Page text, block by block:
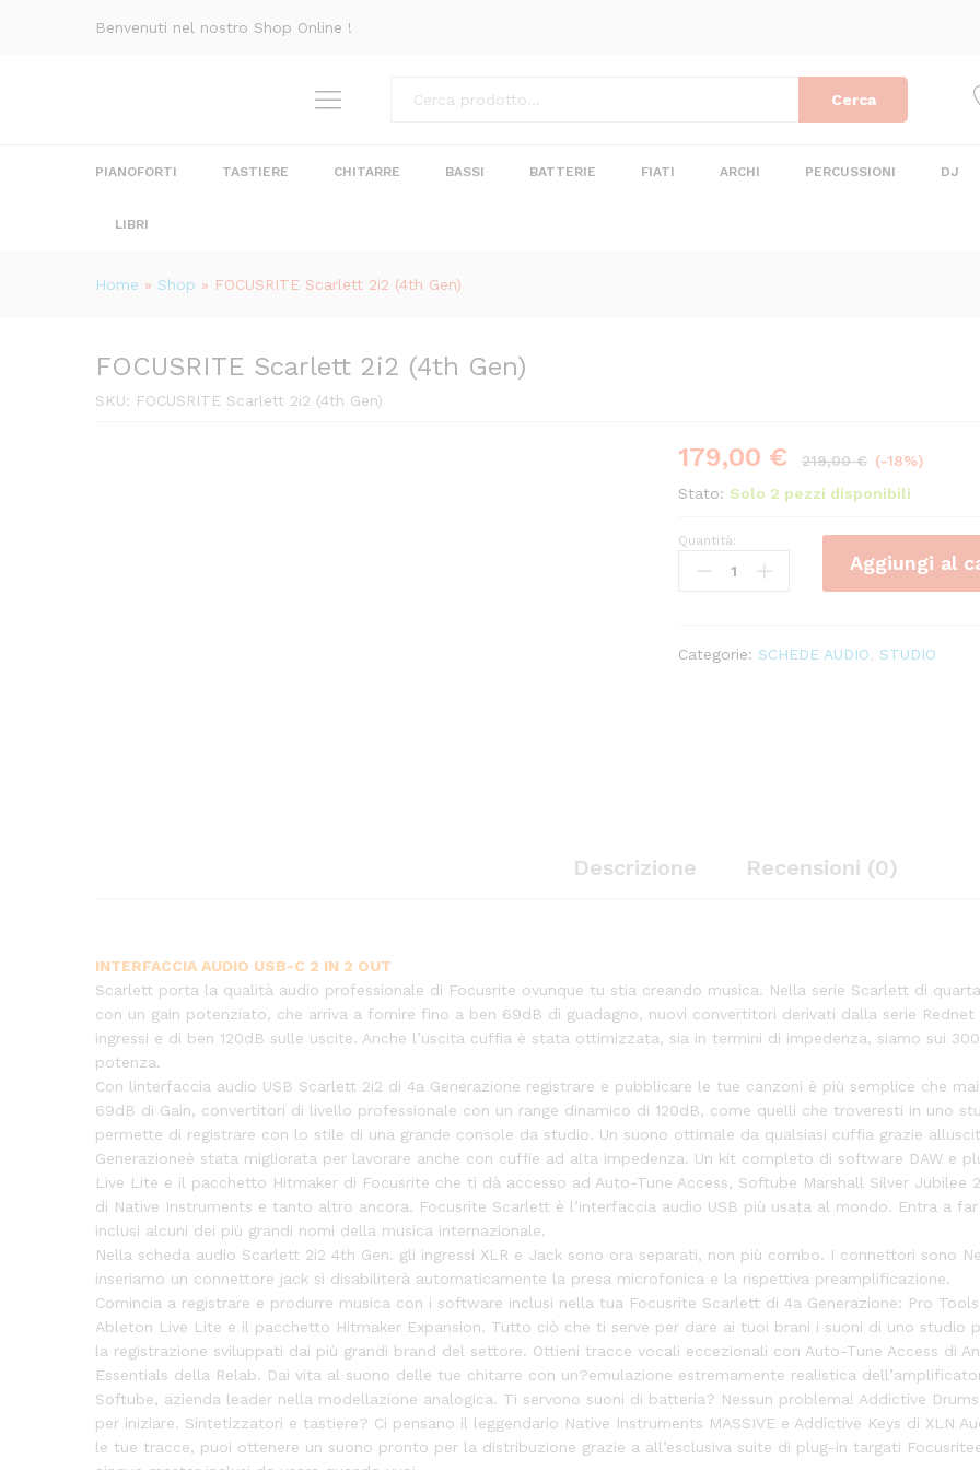
Benvenuti nel nostro Shop Online !
Categorie Cerca
PIANOFORTI TASTIERE CHITARRE BASSI BATTERIE FIATI ARCHI PERCUSSIONI DJ
LIBRI
Home » Shop » FOCUSRITE Scarlett 2i2 (4th Gen)
FOCUSRITE Scarlett 2i2 (4th Gen)
SKU: FOCUSRITE Scarlett 2i2 (4th Gen)
179,00 € 219,00€ (-18%)
Stato: Solo 2 pezzi disponibili
FOCUSRITE
Scarlett
quantity
Quantità:
Aggiungi al
Categorie: SCHEDE AUDIO STUDIO
Descrizione Recensioni (0)
INTERFACCIA AUDIO USB-C 2 IN 2 OUT
Scarlett porta la qualità audio professionale di Focusrite ovunque tu stia creando musica. Nella serie Scarlett di
con un gain potenziato, che arriva a fornire fino a ben 69dB di guadagno, nuovi convertitori derivati dalla serie Rednet
ingressi e di ben 120dB sulle uscite. Anche l’uscita cuffia è stata ottimizzata, sia in termini di impedenza, siamo sui
potenza.
Con linterfaccia audio USB Scarlett 2i2 di 4a Generazione registrare e pubblicare le tue canzoni è più semplice che
69dB di Gain, convertitori di livello professionale con un range dinamico di 120dB, come quelli che troveresti in uno
permette di registrare con lo stile di una grande console da studio. Un suono ottimale da qualsiasi cuffia grazie
Generazioneè stata migliorata per lavorare anche con cuffie ad alta impedenza. Un kit completo di software DAW e
Live Lite e il pacchetto Hitmaker di Focusrite che ti dà accesso ad Auto-Tune Access, Softube Marshall Silver Jubilee
di Native Instruments e tanto altro ancora. Focusrite Scarlett è l’interfaccia audio USB più usata al mondo. Entra a
inclusi alcuni dei più grandi nomi della musica internazionale.
Nella scheda audio Scarlett 2i2 4th Gen. gli ingressi XLR e Jack sono ora separati, non più combo. I connettori sono
inseriamo un connettore jack si disabiliterà automaticamente la presa microfonica e la rispettiva preamplificazione.
Comincia a registrare e produrre musica con i software inclusi nella tua Focusrite Scarlett di 4a Generazione: Pro
Ableton Live Lite e il pacchetto Hitmaker Expansion. Tutto ciò che ti serve per dare ai tuoi brani i suoni di uno studio
la registrazione sviluppati dai più grandi brand del settore. Ottieni tracce vocali eccezionali con Auto-Tune Access di
Essentials della Relab. Dai vita al suono delle tue chitarre con un?emulazione estremamente realistica
Softube, azienda leader nella modellazione analogica. Ti servono suoni di batteria? Nessun problema! Addictive
per iniziare. Sintetizzatori e tastiere? Ci pensano il leggendario Native Instruments MASSIVE e Addictive Keys di XLN
le tue tracce, puoi ottenere un suono pronto per la distribuzione grazie a all’esclusiva suite di plug-in targati
FOCUSRITE Scarlett 2i2 (4th Gen)